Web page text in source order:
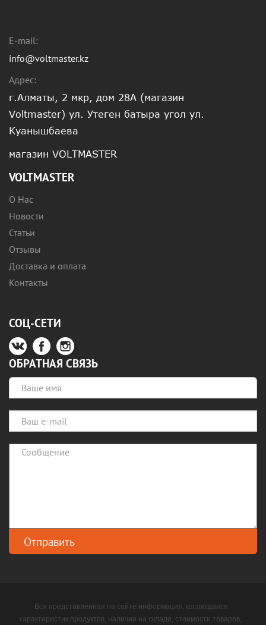
E-mail:
info@voltmaster.kz
Адрес:
г.Алматы, 2 мкр, дом 28А (магазин
Voltmaster) ул. Утеген батыра угол ул.
Куанышбаева
магазин VOLTMASTER
VOLTMASTER
О Нас
Новости
Статьи
Отзывы
Доставка и оплата
Контакты
СОЦ-СЕТИ
ОБРАТНАЯ СВЯЗЬ
Вся представленная на сайте информация, касающаяся
характеристик продуктов, наличия на складе, стоимости товаров,